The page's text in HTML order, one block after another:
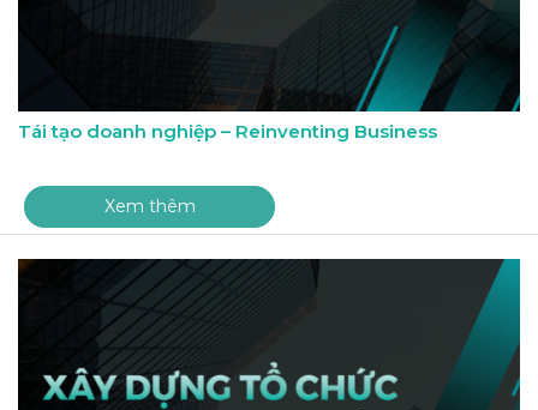
Tái tạo doanh nghiệp – Reinventing Business
Xem thêm